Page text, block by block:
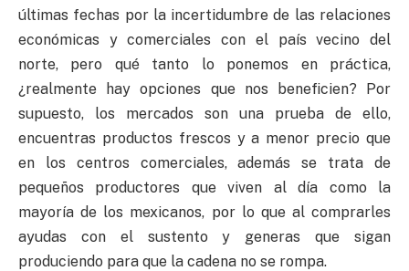
últimas fechas por la incertidumbre de las relaciones
económicas y comerciales con el país vecino del
norte, pero qué tanto lo ponemos en práctica,
¿realmente hay opciones que nos beneficien? Por
supuesto, los mercados son una prueba de ello,
encuentras productos frescos y a menor precio que
en los centros comerciales, además se trata de
pequeños productores que viven al día como la
mayoría de los mexicanos, por lo que al comprarles
ayudas con el sustento y generas que sigan
produciendo para que la cadena no se rompa.